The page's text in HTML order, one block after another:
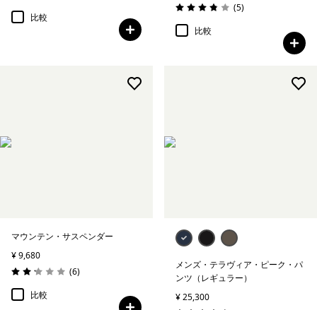
比較
評価: 3.8 / 5
(5レビュー
)
比較
マウンテン・サスペンダー
¥ 9,680
評価: 2.2 / 5
(6レビュー
)
比較
メンズ・テラヴィア・ピーク・パ
ンツ（レギュラー）
¥ 25,300